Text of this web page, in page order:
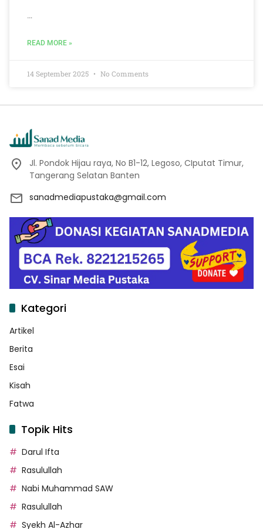
…
READ MORE »
14 September 2025 No Comments
Jl. Pondok Hijau raya, No B1-12, Legoso, CIputat Timur,
Tangerang Selatan Banten
sanadmediapustaka@gmail.com
Kategori
Artikel
Berita
Esai
Kisah
Fatwa
Topik Hits
Darul Ifta
Rasulullah
Nabi Muhammad SAW
Rasulullah
Syekh Al-Azhar